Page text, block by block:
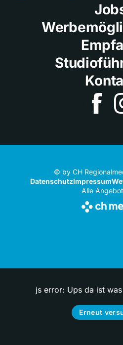
© by CH
DatenschutzImpressum
Alle
js error: Ups da ist
Erneut